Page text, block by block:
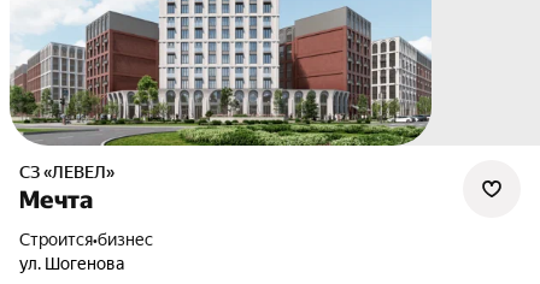
СЗ «ЛЕВЕЛ»
Мечта
Строится•бизнес
ул. Шогенова